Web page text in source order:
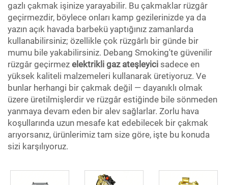
gazlı çakmak işinize yarayabilir. Bu çakmaklar rüzgâr
geçirmezdir, böylece onları kamp gezilerinizde ya da
yazın açık havada barbekü yaptığınız zamanlarda
kullanabilirsiniz; özellikle çok rüzgârlı bir günde bir
mumu bile yakabilirsiniz. Debang Smoking'te güvenilir
rüzgâr geçirmez elektrikli gaz ateşleyici sadece en
yüksek kaliteli malzemeleri kullanarak üretiyoruz. Ve
bunlar herhangi bir çakmak değil — dayanıklı olmak
üzere üretilmişlerdir ve rüzgâr estiğinde bile sönmeden
yanmaya devam eden bir alev sağlarlar. Zorlu hava
koşullarında uzun mesafe kat edebilecek bir çakmak
arıyorsanız, ürünlerimiz tam size göre, işte bu konuda
sizi karşılıyoruz.